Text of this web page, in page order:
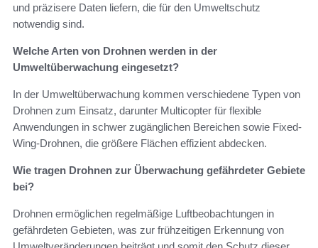
und präzisere Daten liefern, die für den Umweltschutz
notwendig sind.
Welche Arten von Drohnen werden in der
Umweltüberwachung eingesetzt?
In der Umweltüberwachung kommen verschiedene Typen von
Drohnen zum Einsatz, darunter Multicopter für flexible
Anwendungen in schwer zugänglichen Bereichen sowie Fixed-
Wing-Drohnen, die größere Flächen effizient abdecken.
Wie tragen Drohnen zur Überwachung gefährdeter Gebiete
bei?
Drohnen ermöglichen regelmäßige Luftbeobachtungen in
gefährdeten Gebieten, was zur frühzeitigen Erkennung von